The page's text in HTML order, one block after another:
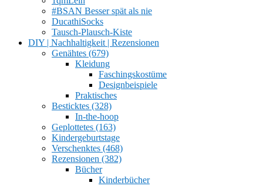
#BSAN Besser spät als nie
DucathiSocks
Tausch-Plausch-Kiste
DIY | Nachhaltigkeit | Rezensionen
Genähtes (679)
Kleidung
Faschingskostüme
Designbeispiele
Praktisches
Besticktes (328)
In-the-hoop
Geplottetes (163)
Kindergeburtstage
Verschenktes (468)
Rezensionen (382)
Bücher
Kinderbücher